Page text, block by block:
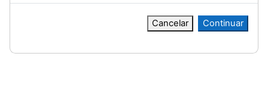
Cancelar Continuar